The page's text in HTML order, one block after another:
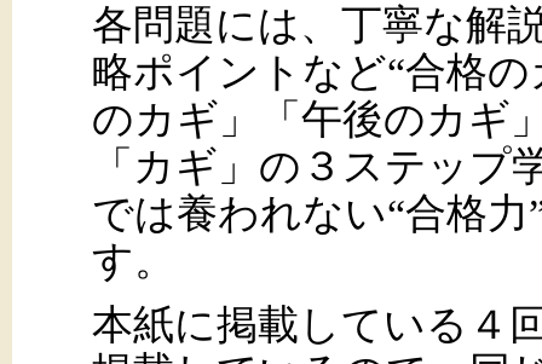
各問題には、丁寧な解
略ポイントなど“合格
のカギ」「午後のカギ
「カギ」の３ステップ
では養われない“合格
す。
本紙に掲載している４